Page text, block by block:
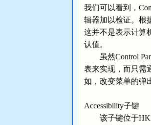
我们可以看到，
辑器加以检证。根
这并不是表示计算
认值。
虽然Control
表来实现，而只需
如，改变菜单的弹
Accessibility子键
该子键位于